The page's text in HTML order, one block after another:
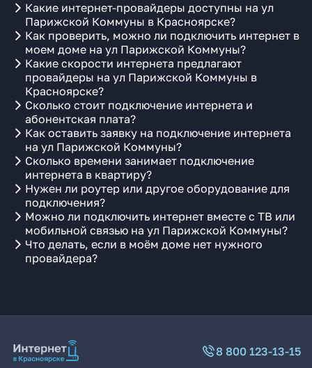
Какие интернет-провайдеры доступны на ул
Парижской Коммуны в Красноярске?
Как проверить, можно ли подключить интернет в
моем доме на ул Парижской Коммуны?
Какие скорости интернета предлагают
провайдеры на ул Парижской Коммуны в
Красноярске?
Сколько стоит подключение интернета и
абонентская плата?
Как оставить заявку на подключение интернета
на ул Парижской Коммуны?
Сколько времени занимает подключение
интернета в квартиру?
Нужен ли роутер или другое оборудование для
подключения?
Можно ли подключить интернет вместе с ТВ или
мобильной связью на ул Парижской Коммуны?
Что делать, если в моём доме нет нужного
провайдера?
8 800 123-13-15